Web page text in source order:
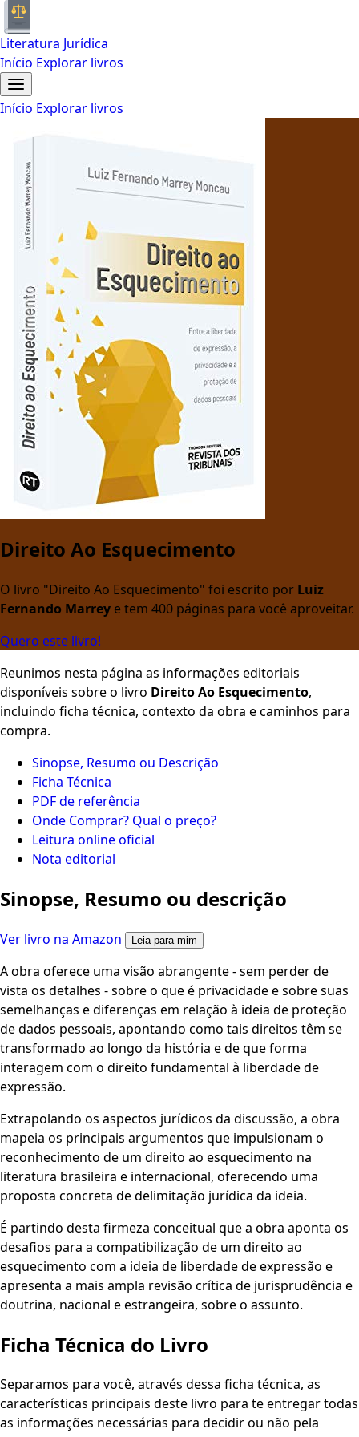
Literatura Jurídica
Início Explorar livros
Início Explorar livros
Direito Ao Esquecimento
O livro "Direito Ao Esquecimento" foi escrito por Luiz
Fernando Marrey e tem 400 páginas para você aproveitar.
Quero este livro!
Reunimos nesta página as informações editoriais
disponíveis sobre o livro Direito Ao Esquecimento,
incluindo ficha técnica, contexto da obra e caminhos para
compra.
Sinopse, Resumo ou Descrição
Ficha Técnica
PDF de referência
Onde Comprar? Qual o preço?
Leitura online oficial
Nota editorial
Sinopse, Resumo ou descrição
Ver livro na Amazon Leia para mim
A obra oferece uma visão abrangente - sem perder de
vista os detalhes - sobre o que é privacidade e sobre suas
semelhanças e diferenças em relação à ideia de proteção
de dados pessoais, apontando como tais direitos têm se
transformado ao longo da história e de que forma
interagem com o direito fundamental à liberdade de
expressão.
Extrapolando os aspectos jurídicos da discussão, a obra
mapeia os principais argumentos que impulsionam o
reconhecimento de um direito ao esquecimento na
literatura brasileira e internacional, oferecendo uma
proposta concreta de delimitação jurídica da ideia.
É partindo desta firmeza conceitual que a obra aponta os
desafios para a compatibilização de um direito ao
esquecimento com a ideia de liberdade de expressão e
apresenta a mais ampla revisão crítica de jurisprudência e
doutrina, nacional e estrangeira, sobre o assunto.
Ficha Técnica do Livro
Separamos para você, através dessa ficha técnica, as
características principais deste livro para te entregar todas
as informações necessárias para decidir ou não pela